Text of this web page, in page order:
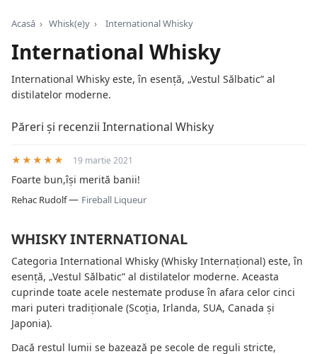
Acasă › Whisk(e)y › International Whisky
International Whisky
International Whisky este, în esență, „Vestul Sălbatic” al
distilatelor moderne.
Păreri și recenzii International Whisky
★★★★★ 19 martie 2021
Foarte bun,își merită banii!
Rehac Rudolf— Fireball Liqueur
WHISKY INTERNATIONAL
Categoria International Whisky (Whisky Internațional) este, în
esență, „Vestul Sălbatic” al distilatelor moderne. Aceasta
cuprinde toate acele nestemate produse în afara celor cinci
mari puteri tradiționale (Scoția, Irlanda, SUA, Canada și
Japonia).
Dacă restul lumii se bazează pe secole de reguli stricte,